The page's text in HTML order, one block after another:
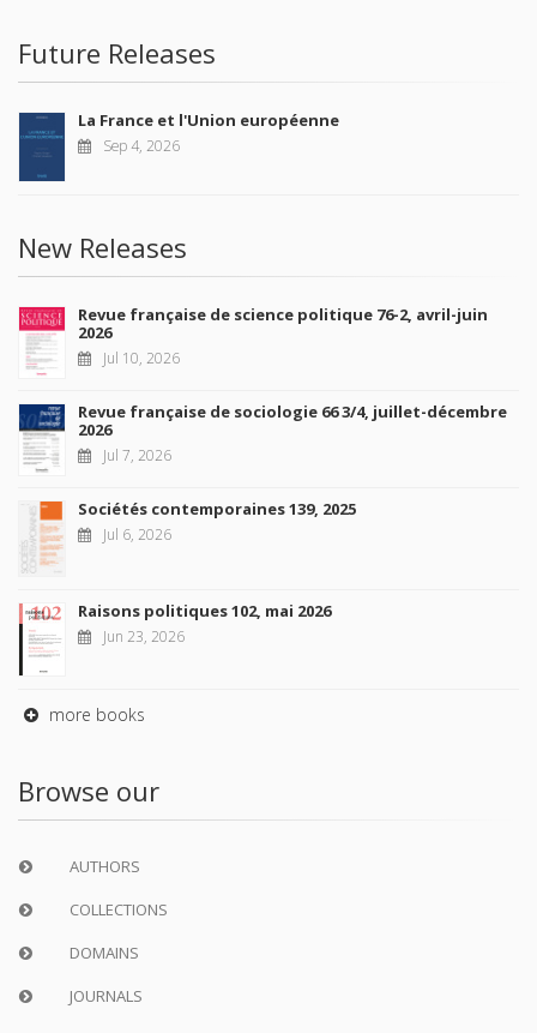
Future Releases
La France et l'Union européenne
Sep 4, 2026
New Releases
Revue française de science politique 76-2, avril-juin
2026
Jul 10, 2026
Revue française de sociologie 66 3/4, juillet-décembre
2026
Jul 7, 2026
Sociétés contemporaines 139, 2025
Jul 6, 2026
Raisons politiques 102, mai 2026
Jun 23, 2026
more books
Browse our
AUTHORS
COLLECTIONS
DOMAINS
JOURNALS